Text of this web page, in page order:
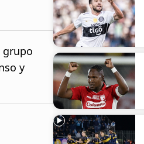
grupo
y